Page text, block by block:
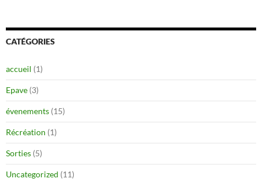
CATÉGORIES
accueil (1)
Epave (3)
évenements (15)
Récréation (1)
Sorties (5)
Uncategorized (11)